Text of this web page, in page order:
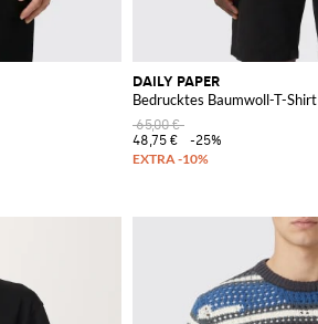
DAILY PAPER
Bedrucktes Baumwoll-T-Shirt
65,00 €
48,75 €
-25%